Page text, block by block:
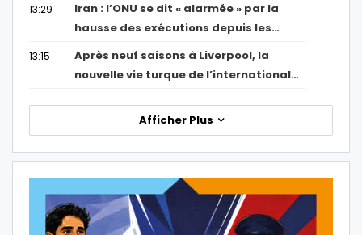
13:29
Iran : l’ONU se dit « alarmée » par la
hausse des exécutions depuis les…
13:15
Après neuf saisons à Liverpool, la
nouvelle vie turque de l’international…
Afficher Plus